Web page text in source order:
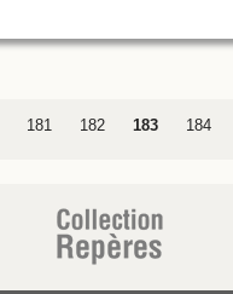
181 182 183 184